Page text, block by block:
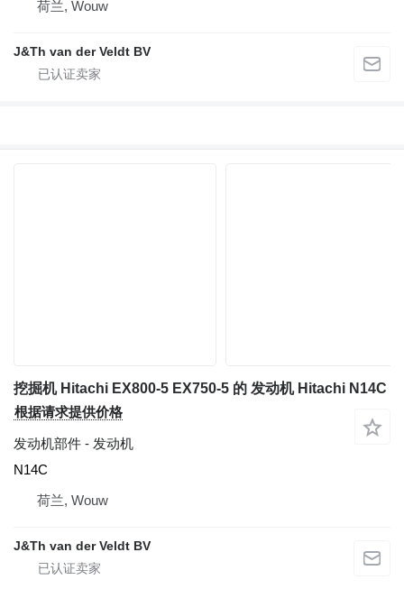
荷兰, Wouw
J&Th van der Veldt BV
挖掘机 Hitachi EX800-5 EX750-5 的 发动机 Hitachi N14C
根据请求提供价格
发动机部件 - 发动机
N14C
荷兰, Wouw
J&Th van der Veldt BV